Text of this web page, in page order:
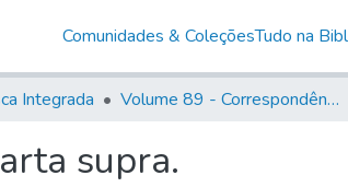
Comunidades & ColeçõesTudo na
Integrada Volume 89 - Correspondência do então Governador e Capitão General de São Paulo, Antonio Manoel de Mello Castro (1797-1802)
supra.